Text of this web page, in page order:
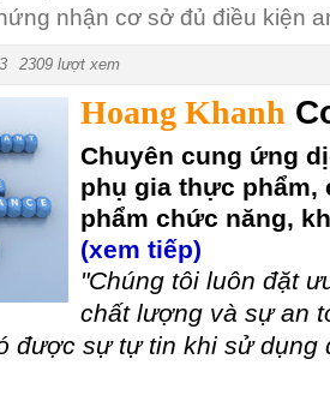
nhận cơ sở đủ điều kiện
2309 lượt xem
Hoang Khanh
Chuyên cung ứng
phụ gia thực phẩm,
phẩm chức năng,
(xem tiếp)
"Chúng tôi luôn đặt
chất lượng và sự an
được sự tự tin khi sử dụng